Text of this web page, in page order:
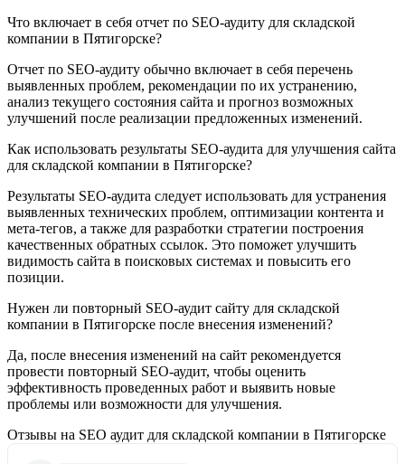
Что включает в себя отчет по SEO-аудиту для складской
компании в Пятигорске?
Отчет по SEO-аудиту обычно включает в себя перечень
выявленных проблем, рекомендации по их устранению,
анализ текущего состояния сайта и прогноз возможных
улучшений после реализации предложенных изменений.
Как использовать результаты SEO-аудита для улучшения сайта
для складской компании в Пятигорске?
Результаты SEO-аудита следует использовать для устранения
выявленных технических проблем, оптимизации контента и
мета-тегов, а также для разработки стратегии построения
качественных обратных ссылок. Это поможет улучшить
видимость сайта в поисковых системах и повысить его
позиции.
Нужен ли повторный SEO-аудит сайту для складской
компании в Пятигорске после внесения изменений?
Да, после внесения изменений на сайт рекомендуется
провести повторный SEO-аудит, чтобы оценить
эффективность проведенных работ и выявить новые
проблемы или возможности для улучшения.
Отзывы на SEO аудит для складской компании в Пятигорске